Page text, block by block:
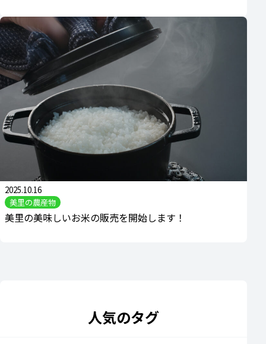
2025.10.16
美里の農産物
美里の美味しいお米の販売を開始します！
人気のタグ